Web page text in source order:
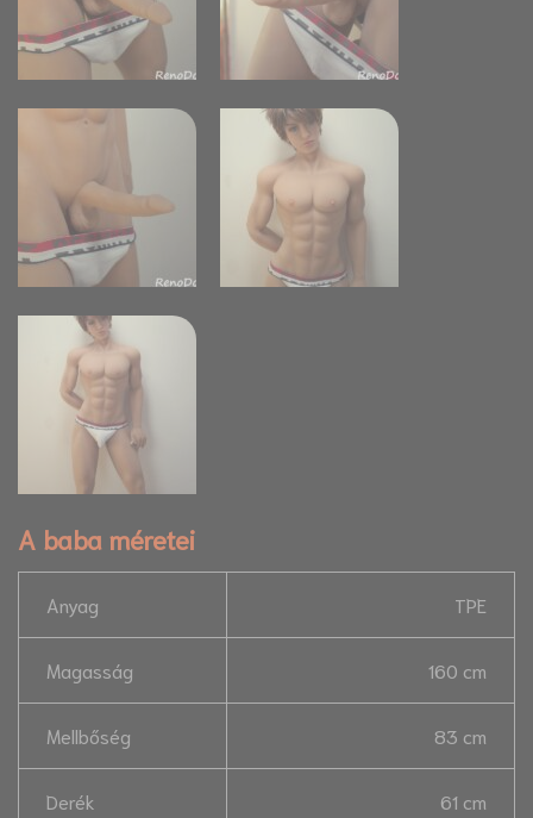
A baba méretei
Anyag TPE
Magasság 160 cm
Mellbőség 83 cm
Derék 61 cm